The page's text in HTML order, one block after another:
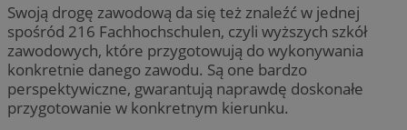
Swoją drogę zawodową da się też znaleźć w jednej
spośród 216 Fachhochschulen, czyli wyższych szkół
zawodowych, które przygotowują do wykonywania
konkretnie danego zawodu. Są one bardzo
perspektywiczne, gwarantują naprawdę doskonałe
przygotowanie w konkretnym kierunku.